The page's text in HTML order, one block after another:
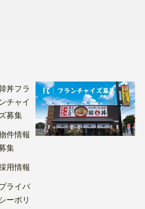
丼フラ
ンチャイ
ズ募集
件情報
集
用情報
ライバ
シーポリ